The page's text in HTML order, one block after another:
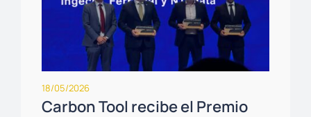
18/05/2026
Carbon Tool recibe el Premio